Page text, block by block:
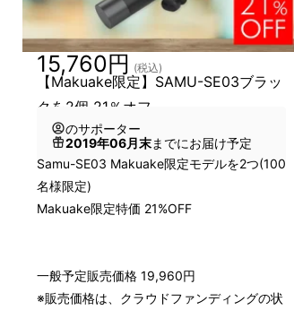
【Makuake限定】SAMU-SE03ブラッ
クを2個 21％オフ
15,760円 (税込)
のサポーター
2019年06月末までにお届け予定
Samu-SE03 Makuake限定モデルを2つ(100
名様限定)
Makuake限定特価 21%OFF
一般予定販売価格 19,960円
※販売価格は、クラウドファンディングの状